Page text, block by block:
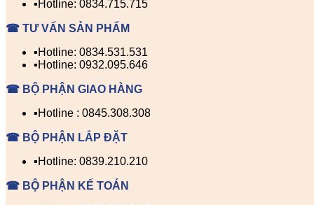
▪️Hotline: 0834.715.715
☎ TƯ VẤN SẢN PHẨM
▪️Hotline: 0834.531.531
▪️Hotline: 0932.095.646
☎ BỘ PHẬN GIAO HÀNG
▪️Hotline : 0845.308.308
☎ BỘ PHẬN LẮP ĐẶT
▪️Hotline: 0839.210.210
☎ BỘ PHẬN KẾ TOÁN